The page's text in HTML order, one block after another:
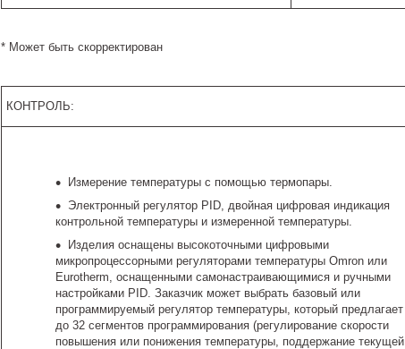
* Может быть скорректирован
КОНТРОЛЬ:
Измерение температуры с помощью термопары.
Электронный регулятор PID, двойная цифровая индикация
контрольной температуры и измеренной температуры.
Изделия оснащены высокоточными цифровыми
микропроцессорными регуляторами температуры Omron или
Eurotherm, оснащенными самонастраивающимися и ручными
настройками PID. Заказчик может выбрать базовый или
программируемый регулятор температуры, который предлагает
до 32 сегментов программирования (регулирование скорости
повышения или понижения температуры, поддержание текущей